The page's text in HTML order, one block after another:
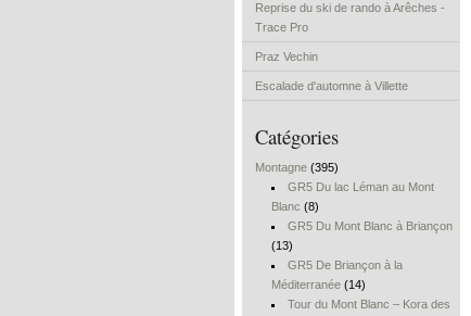
Reprise du ski de rando à Arêches -
Trace Pro
Praz Vechin
Escalade d'automne à Villette
Catégories
Montagne (395)
GR5 Du lac Léman au Mont
Blanc (8)
GR5 Du Mont Blanc à Briançon
(13)
GR5 De Briançon à la
Méditerranée (14)
Tour du Mont Blanc – Kora des